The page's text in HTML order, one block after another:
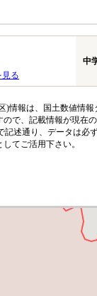
る
中
情報は、国土数値情
で、記載情報が現在
述通り、データは
てご活用下さい。